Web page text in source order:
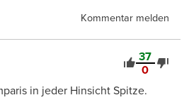
Kommentar melden
37
0
in jeder Hinsicht Spitze.